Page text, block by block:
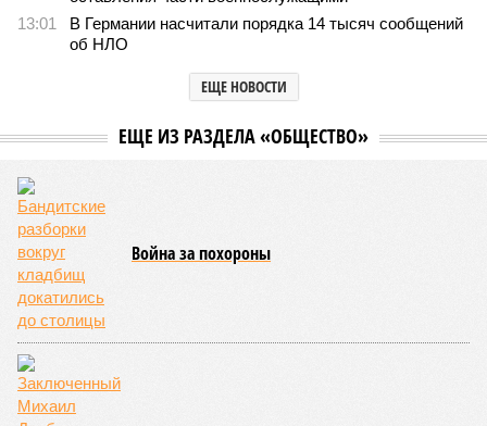
13:01
В Германии насчитали порядка 14 тысяч сообщений
об НЛО
ЕЩЕ НОВОСТИ
ЕЩЕ ИЗ РАЗДЕЛА «ОБЩЕСТВО»
Война за похороны